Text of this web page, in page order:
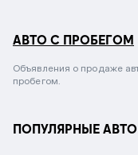
АВТО С ПРОБЕГОМ
Объявления о продаже
пробегом.
ПОПУЛЯРНЫЕ